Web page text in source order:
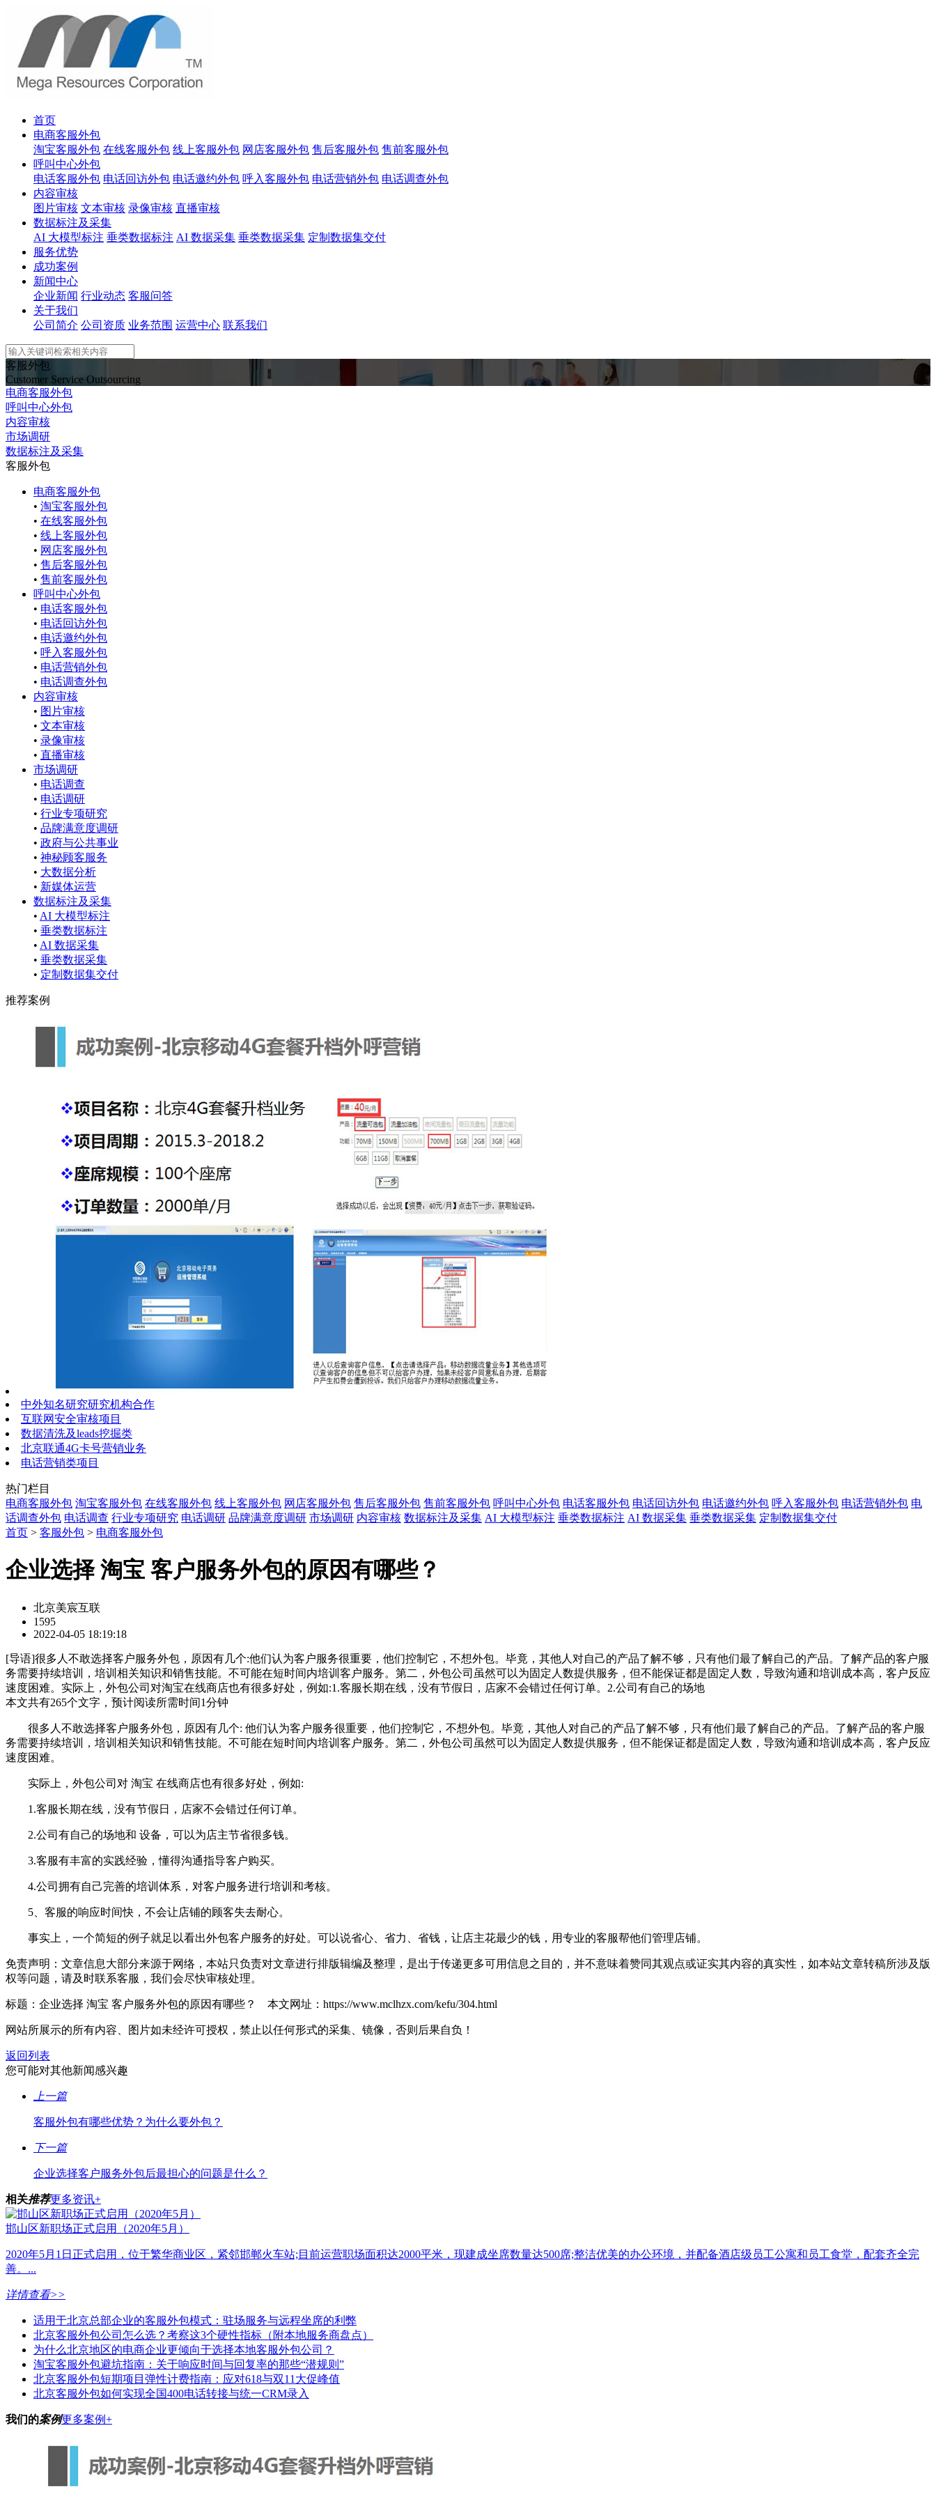
首页
电商客服外包
淘宝客服外包 在线客服外包 线上客服外包 网店客服外包 售后客服外包 售前客服外包
呼叫中心外包
电话客服外包 电话回访外包 电话邀约外包 呼入客服外包 电话营销外包 电话调查外包
内容审核
图片审核 文本审核 录像审核 直播审核
数据标注及采集
AI 大模型标注 垂类数据标注 AI 数据采集 垂类数据采集 定制数据集交付
服务优势
成功案例
新闻中心
企业新闻 行业动态 客服问答
关于我们
公司简介 公司资质 业务范围 运营中心 联系我们
客服外包
Customer Service Outsourcing
电商客服外包
呼叫中心外包
内容审核
市场调研
数据标注及采集
客服外包
电商客服外包
• 淘宝客服外包
• 在线客服外包
• 线上客服外包
• 网店客服外包
• 售后客服外包
• 售前客服外包
呼叫中心外包
• 电话客服外包
• 电话回访外包
• 电话邀约外包
• 呼入客服外包
• 电话营销外包
• 电话调查外包
内容审核
• 图片审核
• 文本审核
• 录像审核
• 直播审核
市场调研
• 电话调查
• 电话调研
• 行业专项研究
• 品牌满意度调研
• 政府与公共事业
• 神秘顾客服务
• 大数据分析
• 新媒体运营
数据标注及采集
• AI 大模型标注
• 垂类数据标注
• AI 数据采集
• 垂类数据采集
• 定制数据集交付
推荐案例
中外知名研究研究机构合作
互联网安全审核项目
数据清洗及leads挖掘类
北京联通4G卡号营销业务
电话营销类项目
热门栏目
电商客服外包 淘宝客服外包 在线客服外包 线上客服外包 网店客服外包 售后客服外包 售前客服外包 呼叫中心外包 电话客服外包 电话回访外包 电话邀约外包 呼入客服外包 电话营销外包 电
话调查外包 电话调查 行业专项研究 电话调研 品牌满意度调研 市场调研 内容审核 数据标注及采集 AI 大模型标注 垂类数据标注 AI 数据采集 垂类数据采集 定制数据集交付
首页 > 客服外包 > 电商客服外包
企业选择 淘宝 客户服务外包的原因有哪些？
北京美宸互联
1595
2022-04-05 18:19:18
[导语]很多人不敢选择客户服务外包，原因有几个:他们认为客户服务很重要，他们控制它，不想外包。毕竟，其他人对自己的产品了解不够，只有他们最了解自己的产品。了解产品的客户服
务需要持续培训，培训相关知识和销售技能。不可能在短时间内培训客户服务。第二，外包公司虽然可以为固定人数提供服务，但不能保证都是固定人数，导致沟通和培训成本高，客户反应
速度困难。实际上，外包公司对淘宝在线商店也有很多好处，例如:1.客服长期在线，没有节假日，店家不会错过任何订单。2.公司有自己的场地
本文共有265个文字，预计阅读所需时间1分钟
很多人不敢选择客户服务外包，原因有几个: 他们认为客户服务很重要，他们控制它，不想外包。毕竟，其他人对自己的产品了解不够，只有他们最了解自己的产品。了解产品的客户服
务需要持续培训，培训相关知识和销售技能。不可能在短时间内培训客户服务。第二，外包公司虽然可以为固定人数提供服务，但不能保证都是固定人数，导致沟通和培训成本高，客户反应
速度困难。
实际上，外包公司对 淘宝 在线商店也有很多好处，例如:
1.客服长期在线，没有节假日，店家不会错过任何订单。
2.公司有自己的场地和 设备，可以为店主节省很多钱。
3.客服有丰富的实践经验，懂得沟通指导客户购买。
4.公司拥有自己完善的培训体系，对客户服务进行培训和考核。
5、客服的响应时间快，不会让店铺的顾客失去耐心。
事实上，一个简短的例子就足以看出外包客户服务的好处。可以说省心、省力、省钱，让店主花最少的钱，用专业的客服帮他们管理店铺。
免责声明：文章信息大部分来源于网络，本站只负责对文章进行排版辑编及整理，是出于传递更多可用信息之目的，并不意味着赞同其观点或证实其内容的真实性，如本站文章转稿所涉及版
权等问题，请及时联系客服，我们会尽快审核处理。
标题：企业选择 淘宝 客户服务外包的原因有哪些？ 本文网址：https://www.mclhzx.com/kefu/304.html
网站所展示的所有内容、图片如未经许可授权，禁止以任何形式的采集、镜像，否则后果自负！
返回列表
您可能对其他新闻感兴趣
上一篇
客服外包有哪些优势？为什么要外包？
下一篇
企业选择客户服务外包后最担心的问题是什么？
相关推荐更多资讯+
邯山区新职场正式启用（2020年5月）
2020年5月1日正式启用，位于繁华商业区，紧邻邯郸火车站;目前运营职场面积达2000平米，现建成坐席数量达500席;整洁优美的办公环境，并配备酒店级员工公寓和员工食堂，配套齐全完
善。...
详情查看>>
适用于北京总部企业的客服外包模式：驻场服务与远程坐席的利弊
北京客服外包公司怎么选？考察这3个硬性指标（附本地服务商盘点）
为什么北京地区的电商企业更倾向于选择本地客服外包公司？
淘宝客服外包避坑指南：关于响应时间与回复率的那些“潜规则”
北京客服外包短期项目弹性计费指南：应对618与双11大促峰值
北京客服外包如何实现全国400电话转接与统一CRM录入
我们的案例更多案例+